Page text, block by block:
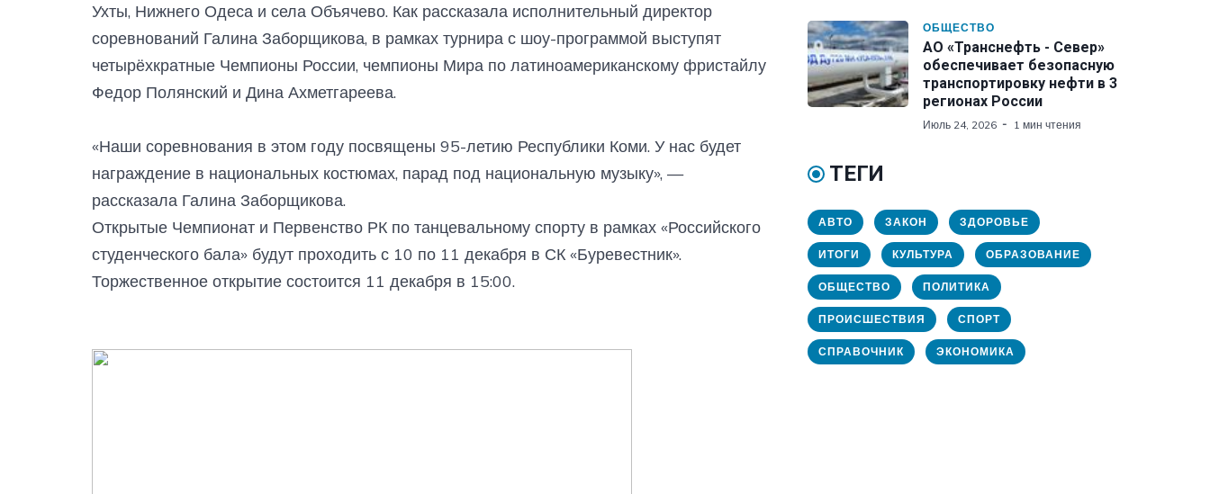
Ухты, Нижнего Одеса и села Объячево. Как рассказала исполнительный директор
соревнований Галина Заборщикова, в рамках турнира с шоу-программой выступят
четырёхкратные Чемпионы России, чемпионы Мира по латиноамериканскому фристайлу
Федор Полянский и Дина Ахметгареева.
«Наши соревнования в этом году посвящены 95-летию Республики Коми. У нас будет
награждение в национальных костюмах, парад под национальную музыку», —
рассказала Галина Заборщикова.
Открытые Чемпионат и Первенство РК по танцевальному спорту в рамках «Российского
студенческого бала» будут проходить с 10 по 11 декабря в СК «Буревестник».
Торжественное открытие состоится 11 декабря в 15:00.
ОБЩЕСТВО
АО «Транснефть - Север»
обеспечивает безопасную
транспортировку нефти в 3
регионах России
Июль 24, 2026 1 мин чтения
ТЕГИ
АВТО ЗАКОН ЗДОРОВЬЕ
ИТОГИ КУЛЬТУРА ОБРАЗОВАНИЕ
ОБЩЕСТВО ПОЛИТИКА
ПРОИСШЕСТВИЯ СПОРТ
СПРАВОЧНИК ЭКОНОМИКА